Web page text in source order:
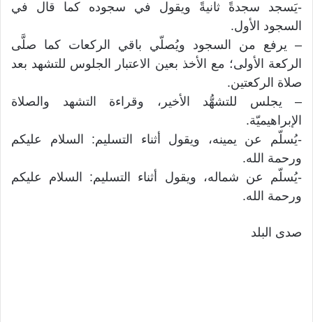
-يَسجد سجدةً ثانيةً ويقول في سجوده كما قال في
السجود الأول.
– يرفع من السجود ويُصلّي باقي الركعات كما صلَّى
الركعة الأولى؛ مع الأخذ بعين الاعتبار الجلوس للتشهد بعد
صلاة الركعتين.
– يجلس للتشهُّد الأخير، وقراءة التشهد والصلاة
الإبراهيميّة.
-يُسلّم عن يمينه، ويقول أثناء التسليم: السلام عليكم
ورحمة الله.
-يُسلّم عن شماله، ويقول أثناء التسليم: السلام عليكم
ورحمة الله.
صدى البلد